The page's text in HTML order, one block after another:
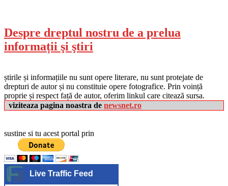
Despre dreptul nostru de a prelua
informații şi ştiri
știrile și informațiile nu sunt opere literare, nu sunt protejate de
drepturi de autor și nu constituie opere fotografice. Prin voință
proprie și respect față de autor, oferim linkul care citează sursa.
viziteaza pagina noastra de newsnet.ro
sustine si tu acest portal prin
Live Traffic Feed